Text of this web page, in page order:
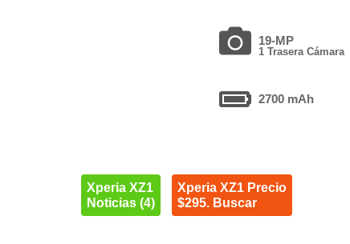
19-MP
1 Trasera Cámara
2700 mAh
Xperia XZ1
Noticias (4)
Xperia XZ1 Precio
$295. Buscar